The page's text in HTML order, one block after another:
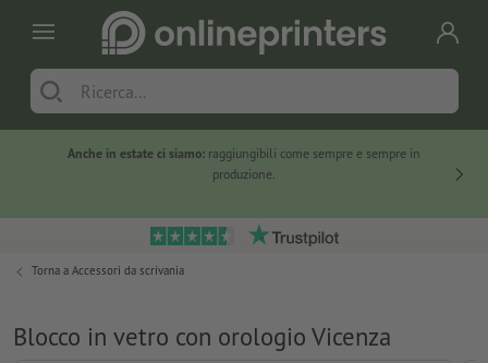
Anche in estate ci siamo: raggiungibili come sempre e sempre in
produzione.
Torna a Accessori da scrivania
Blocco in vetro con orologio Vicenza